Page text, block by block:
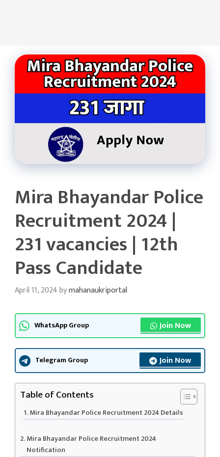
Mira Bhayandar Police
Recruitment 2024 |
231 vacancies | 12th
Pass Candidate
April 11, 2024bymahanaukriportal
WhatsApp Group Join Now
Telegram Group Join Now
Table of Contents
Mira Bhayandar Police Recruitment 2024 Details
Mira Bhayandar Police Recruitment 2024
Notification